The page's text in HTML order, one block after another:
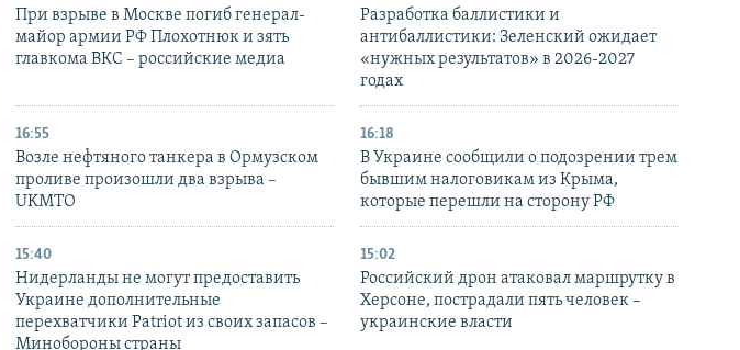
При взрыве в Москве погиб генерал-
майор армии РФ Плохотнюк и зять
главкома ВКС – российские медиа
Разработка баллистики и
антибаллистики: Зеленский ожидает
«нужных результатов» в 2026-2027
годах
16:55
Возле нефтяного танкера в Ормузском
проливе произошли два взрыва –
UKMTO
16:18
В Украине сообщили о подозрении трем
бывшим налоговикам из Крыма,
которые перешли на сторону РФ
15:40
Нидерланды не могут предоставить
Украине дополнительные
перехватчики Patriot из своих запасов –
Минобороны страны
15:02
Российский дрон атаковал маршрутку в
Херсоне, пострадали пять человек –
украинские власти